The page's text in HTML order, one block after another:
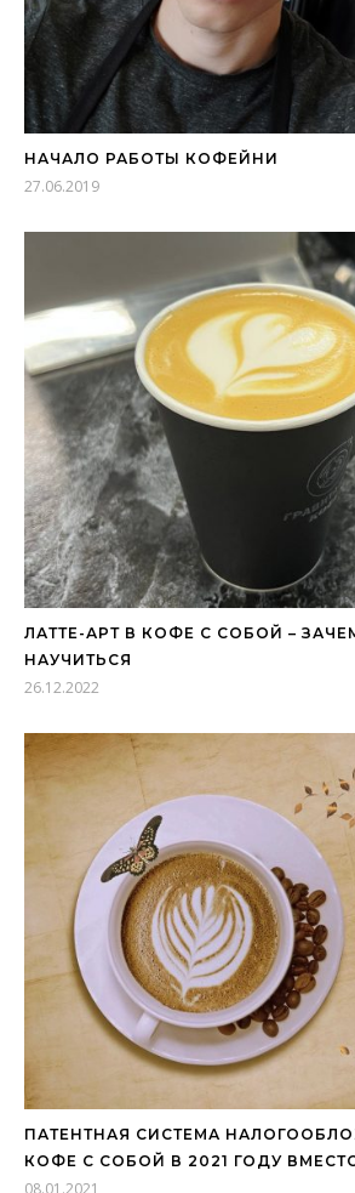
НАЧАЛО РАБОТЫ КОФЕЙНИ
27.06.2019
ЛАТТЕ-АРТ В КОФЕ С СОБОЙ –
НАУЧИТЬСЯ
26.12.2022
ПАТЕНТНАЯ СИСТЕМА
КОФЕ С СОБОЙ В 2021 ГОДУ